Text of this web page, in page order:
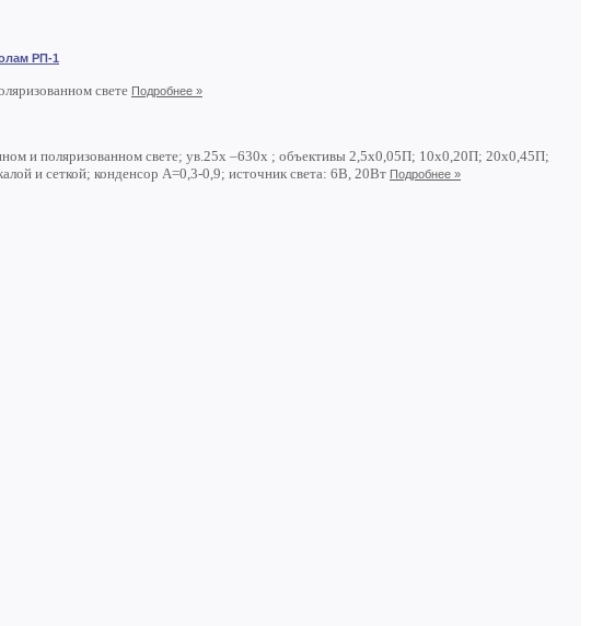
РП-1
свете Подробнее »
и поляризованном свете; ув.25х –630х ; объективы 2,5х0,05П; 10х0,20П; 20х0,45П;
и сеткой; конденсор А=0,3-0,9; источник света: 6В, 20Вт Подробнее »